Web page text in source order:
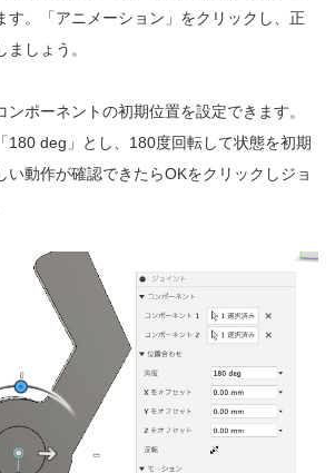
す。「アニメーション」をクリックし、正
しょう。
ンポーネントの初期位置を設定できます。
180 deg」とし、180度回転して状態を初期
い動作が確認できたらOKをクリックしジョ